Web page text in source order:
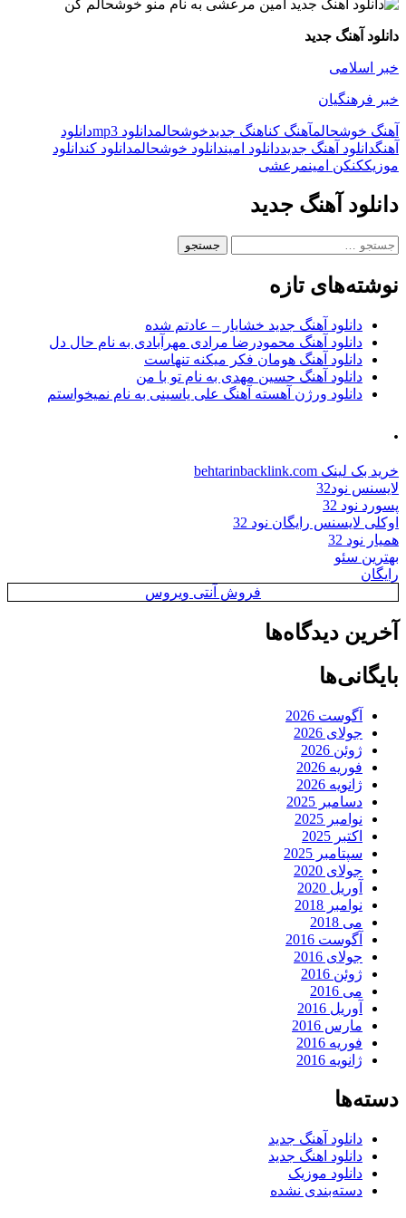
دانلود آهنگ جدید
خبر اسلامی
خبر فرهنگیان
آهنگ خوشحالمآهنگ کناهنگ جدیدخوشحالمدانلود mp3
دانلود
آهنگدانلود آهنگ جدیددانلود امیندانلود خوشحالمدانلود کندانلود
موزیککنکن امینمرعشی
دانلود آهنگ جدید
جستجو
نوشته‌های تازه
دانلود آهنگ جدید خشایار – عادتم شده
دانلود آهنگ محمودرضا مرادی مهرآبادی به نام حال دل
دانلود آهنگ هومان فکر میکنه تنهاست
دانلود آهنگ حسین مهدی به نام تو با من
دانلود ورژن آهسته آهنگ علی یاسینی به نام نمیخواستم
.
خرید بک لینک behtarinbacklink.com
لایسنس نود32
پسورد نود 32
اوکلی لایسنس رایگان نود 32
همیار نود 32
بهترین سئو
رایگان
فروش آنتی ویروس
آخرین دیدگاه‌ها
بایگانی‌ها
آگوست 2026
جولای 2026
ژوئن 2026
فوریه 2026
ژانویه 2026
دسامبر 2025
نوامبر 2025
اکتبر 2025
سپتامبر 2025
جولای 2020
آوریل 2020
نوامبر 2018
می 2018
آگوست 2016
جولای 2016
ژوئن 2016
می 2016
آوریل 2016
مارس 2016
فوریه 2016
ژانویه 2016
دسته‌ها
دانلود آهنگ جدید
دانلود اهنگ جدید
دانلود موزیک
دسته‌بندی نشده